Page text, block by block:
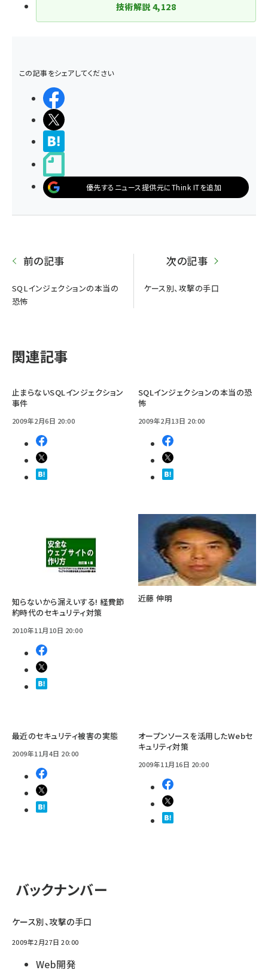
技術解説 4,128
この記事をシェアしてください
優先するニュース提供元にThink ITを追加
前の記事
SQLインジェクションの本当の
恐怖
次の記事
ケース別、攻撃の手口
関連記事
止まらないSQLインジェクション
事件
2009年2月6日 20:00
SQLインジェクションの本当の恐
怖
2009年2月13日 20:00
知らないから漏えいする! 経費節
約時代のセキュリティ対策
2010年11月10日 20:00
近藤 伸明
最近のセキュリティ被害の実態
2009年11月4日 20:00
オープンソースを活用したWebセ
キュリティ対策
2009年11月16日 20:00
バックナンバー
ケース別、攻撃の手口
2009年2月27日 20:00
Web開発